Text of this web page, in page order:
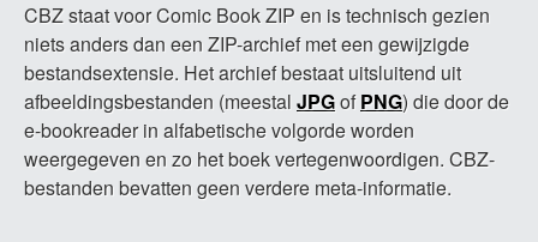
CBZ staat voor Comic Book ZIP en is technisch gezien
niets anders dan een ZIP-archief met een gewijzigde
bestandsextensie. Het archief bestaat uitsluitend uit
afbeeldingsbestanden (meestal JPGofPNG) die door de
e-bookreader in alfabetische volgorde worden
weergegeven en zo het boek vertegenwoordigen. CBZ-
bestanden bevatten geen verdere meta-informatie.